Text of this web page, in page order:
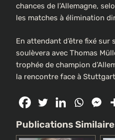
chances de l’Allemagne,
les matches à élimination
En attendant d’être fixé sur
soulèvera avec Thomas
trophée de champion
la rencontre face à
Publications